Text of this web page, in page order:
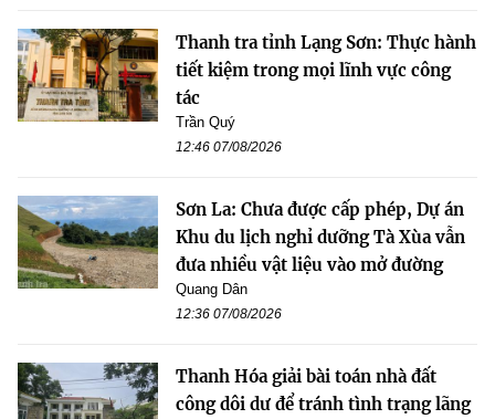
Thanh tra tỉnh Lạng Sơn: Thực hành
tiết kiệm trong mọi lĩnh vực công
tác
Trần Quý
12:46 07/08/2026
Sơn La: Chưa được cấp phép, Dự án
Khu du lịch nghỉ dưỡng Tà Xùa vẫn
đưa nhiều vật liệu vào mở đường
Quang Dân
12:36 07/08/2026
Thanh Hóa giải bài toán nhà đất
công dôi dư để tránh tình trạng lãng